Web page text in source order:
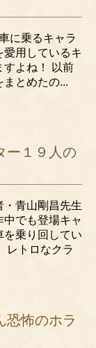
に乗るキャラ
愛用しているキ
すよね！ 以前
まとめたの...
ー１９人の
・青山剛昌先生
でも登場キャ
を乗り回してい
レトロなクラ
恐怖のホラ